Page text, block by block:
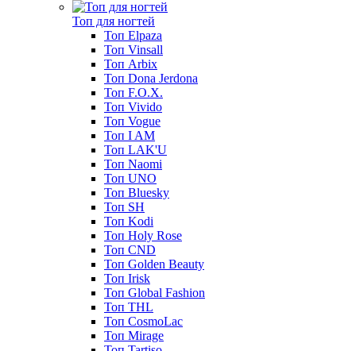
Топ для ногтей
Топ Elpaza
Топ Vinsall
Топ Arbix
Топ Dona Jerdona
Топ F.O.X.
Топ Vivido
Топ Vogue
Топ I AM
Топ LAK'U
Топ Naomi
Топ UNO
Топ Bluesky
Топ SH
Топ Kodi
Топ Holy Rose
Топ CND
Топ Golden Beauty
Топ Irisk
Топ Global Fashion
Топ THL
Топ CosmoLac
Топ Mirage